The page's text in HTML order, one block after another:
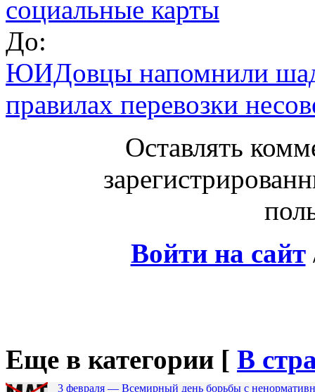
социальные карты
До:
ЮИДовцы напомнили
правилах перевозки
Оставлять
Войти на сайт
Еще в категории [ В
3 февраля — Всемирный день борьбы с